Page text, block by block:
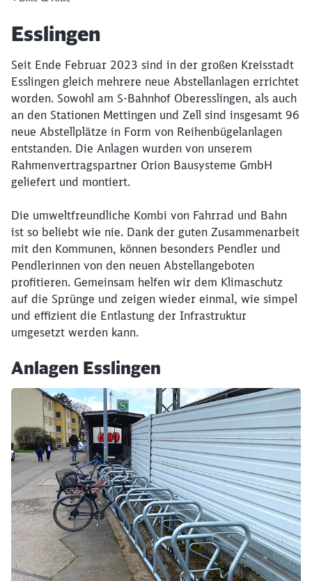
Artikel:
Esslingen
Seit Ende Februar 2023 sind in der großen Kreisstadt
Esslingen gleich mehrere neue Abstellanlagen errichtet
worden. Sowohl am S-Bahnhof Oberesslingen, als auch
an den Stationen Mettingen und Zell sind insgesamt 96
neue Abstellplätze in Form von Reihenbügelanlagen
entstanden. Die Anlagen wurden von unserem
Rahmenvertragspartner Orion Bausysteme GmbH
geliefert und montiert.
Die umweltfreundliche Kombi von Fahrrad und Bahn
ist so beliebt wie nie. Dank der guten Zusammenarbeit
mit den Kommunen, können besonders Pendler und
Pendlerinnen von den neuen Abstellangeboten
profitieren. Gemeinsam helfen wir dem Klimaschutz
auf die Sprünge und zeigen wieder einmal, wie simpel
und effizient die Entlastung der Infrastruktur
umgesetzt werden kann.
Anlagen Esslingen
Klicken, um den folgenden Slider zu überspringen
Möchten Sie zu
Abbrechen Weiter